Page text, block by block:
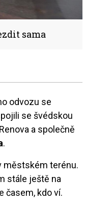
sama
odvozu se
se švédskou
a společně
.
městském terénu.
stále ještě na
časem, kdo ví.